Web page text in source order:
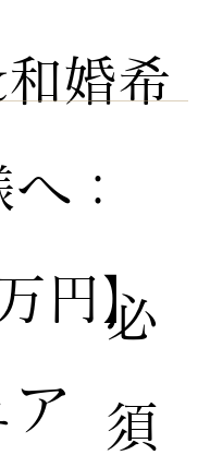
​必
須​
婚希
：
円】
ア